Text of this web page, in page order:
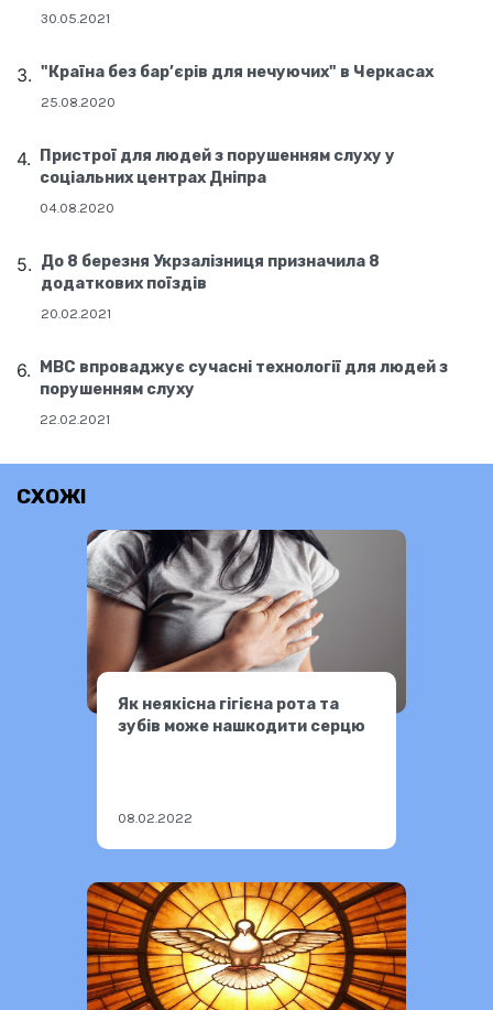
30.05.2021
"Країна без бар’єрів для нечуючих" в Черкасах
25.08.2020
Пристрої для людей з порушенням слуху у
соціальних центрах Дніпра
04.08.2020
До 8 березня Укрзалізниця призначила 8
додаткових поїздів
20.02.2021
МВС впроваджує сучасні технології для людей з
порушенням слуху
22.02.2021
СХОЖІ
Як неякісна гігієна рота та
зубів може нашкодити серцю
08.02.2022